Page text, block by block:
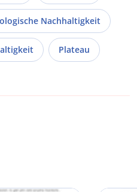
Nachhaltigkeit
Plateau